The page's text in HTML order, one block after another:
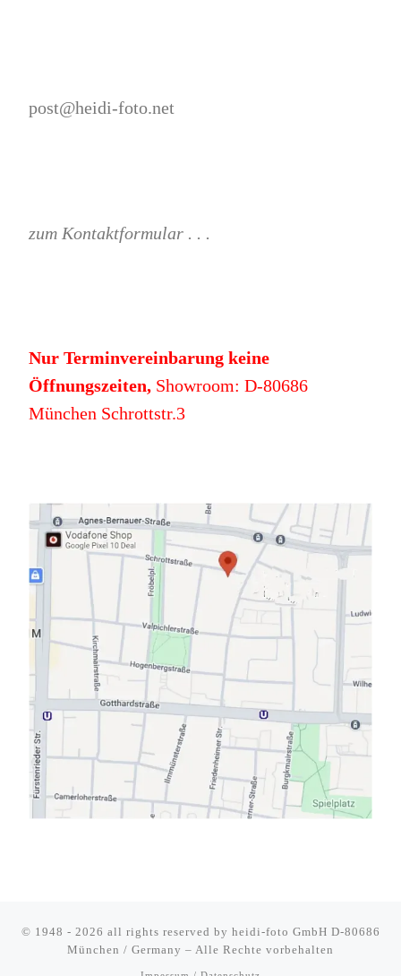
post@heidi-foto.net
zum Kontaktformular . . .
Nur Terminvereinbarung keine
Öffnungszeiten,Showroom: D-80686
München Schrottstr.3
© 1948 - 2026 all rights reserved by heidi-foto GmbH D-80686
München / Germany – Alle Rechte vorbehalten